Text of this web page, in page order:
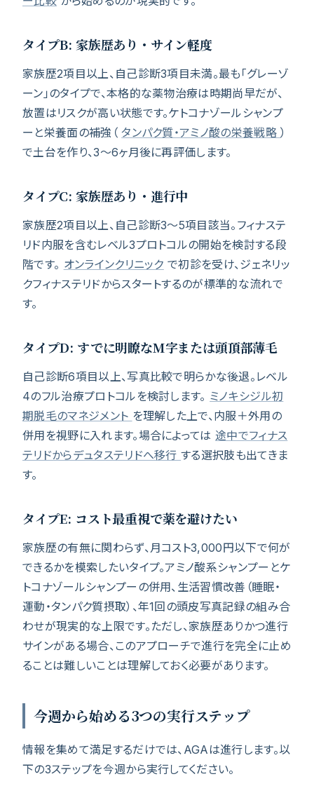
タイプB: 家族歴あり・サイン軽度
家族歴2項目以上、自己診断3項目未満。最も「グレーゾ
ーン」のタイプで、本格的な薬物治療は時期尚早だが、
放置はリスクが高い状態です。ケトコナゾールシャンプ
ーと栄養面の補強（タンパク質・アミノ酸の栄養戦略）
で土台を作り、3〜6ヶ月後に再評価します。
タイプC: 家族歴あり・進行中
家族歴2項目以上、自己診断3〜5項目該当。フィナステ
リド内服を含むレベル3プロトコルの開始を検討する段
階です。 オンラインクリニック で初診を受け、ジェネリッ
クフィナステリドからスタートするのが標準的な流れで
す。
タイプD: すでに明瞭なM字または頭頂部薄毛
自己診断6項目以上、写真比較で明らかな後退。レベル
4のフル治療プロトコルを検討します。 ミノキシジル初
期脱毛のマネジメント を理解した上で、内服＋外用の
併用を視野に入れます。場合によっては途中でフィナス
テリドからデュタステリドへ移行する選択肢も出てきま
す。
タイプE: コスト最重視で薬を避けたい
家族歴の有無に関わらず、月コスト3,000円以下で何が
できるかを模索したいタイプ。アミノ酸系シャンプーとケ
トコナゾールシャンプーの併用、生活習慣改善（睡眠・
運動・タンパク質摂取）、年1回の頭皮写真記録の組み合
わせが現実的な上限です。ただし、家族歴ありかつ進行
サインがある場合、このアプローチで進行を完全に止め
ることは難しいことは理解しておく必要があります。
今週から始める3つの実行ステップ
情報を集めて満足するだけでは、AGAは進行します。以
下の3ステップを今週から実行してください。